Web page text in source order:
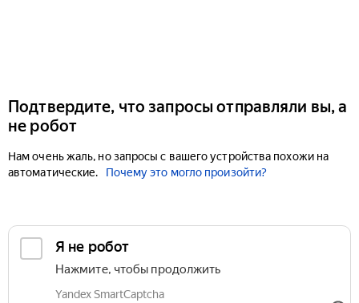
Подтвердите, что запросы отправляли вы, а
не робот
Нам очень жаль, но запросы с вашего устройства похожи на
автоматические.
Почему это могло произойти?